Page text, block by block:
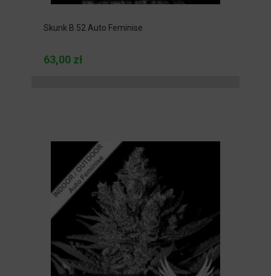
Skunk B 52 Auto Feminise
63,00 zł